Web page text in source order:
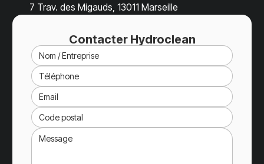
7 Trav. des Migauds, 13011 Marseille
Contacter Hydroclean